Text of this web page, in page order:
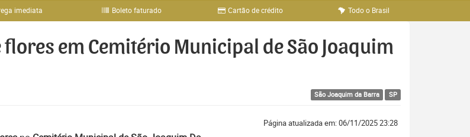
imediata Boleto faturado Cartão de crédito Todo o Brasil
em Cemitério Municipal de São Joaquim
São Joaquim da Barra SP
Página atualizada em: 06/11/2025 23:28